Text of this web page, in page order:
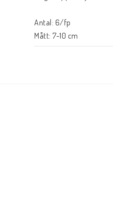
Antal: 6/fp
Mått: 7-10 cm
Material: naturgummi